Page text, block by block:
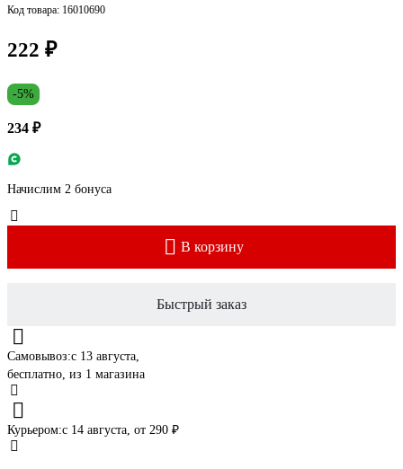
Код товара: 16010690
222 ₽
-5%
234 ₽
Начислим 2 бонуса
В корзину
Быстрый заказ
Самовывоз:c 13 августа,
бесплатно, из 1 магазина
Курьером:c 14 августа, от 290 ₽